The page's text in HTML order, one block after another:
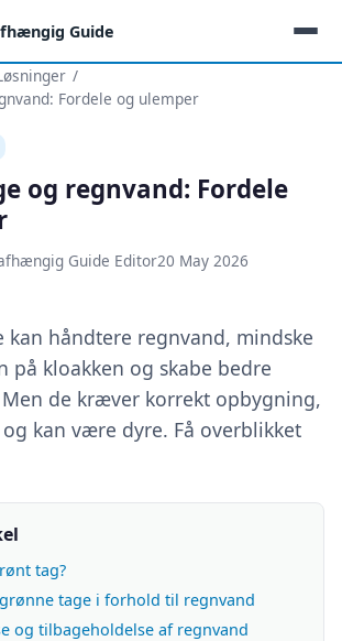
Guide
Fordele og ulemper
og regnvand: Fordele
Guide Editor20 May 2026
kan håndtere regnvand, mindske
på kloakken og skabe bedre
de kræver korrekt opbygning,
kan være dyre. Få overblikket
tag?
tage i forhold til regnvand
og tilbageholdelse af regnvand